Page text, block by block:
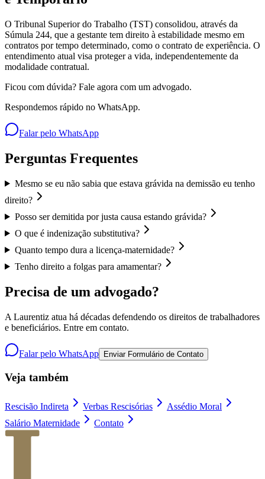
O Tribunal Superior do Trabalho (TST) consolidou, através da
Súmula 244, que a gestante tem direito à estabilidade mesmo em
contratos por tempo determinado, como o contrato de experiência. O
entendimento atual visa proteger a vida, independentemente da
modalidade contratual.
Ficou com dúvida? Fale agora com um advogado.
Respondemos rápido no WhatsApp.
Falar pelo WhatsApp
Perguntas Frequentes
Mesmo se eu não sabia que estava grávida na demissão eu tenho
direito?
Posso ser demitida por justa causa estando grávida?
O que é indenização substitutiva?
Quanto tempo dura a licença-maternidade?
Tenho direito a folgas para amamentar?
Precisa de um advogado?
A Laurentiz atua há décadas defendendo os direitos de trabalhadores
e beneficiários. Entre em contato.
Falar pelo WhatsApp Enviar Formulário de Contato
Veja também
Rescisão Indireta Verbas Rescisórias
Assédio Moral
Salário Maternidade
Contato